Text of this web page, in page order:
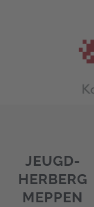
JEUGD-
HERBERG
MEPPEN